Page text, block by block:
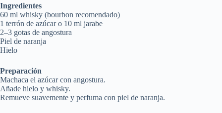
Ingredientes
60 ml whisky (bourbon recomendado)
1 terrón de azúcar o 10 ml jarabe
2–3 gotas de angostura
Piel de naranja
Hielo
Preparación
Machaca el azúcar con angostura.
Añade hielo y whisky.
Remueve suavemente y perfuma con piel de naranja.